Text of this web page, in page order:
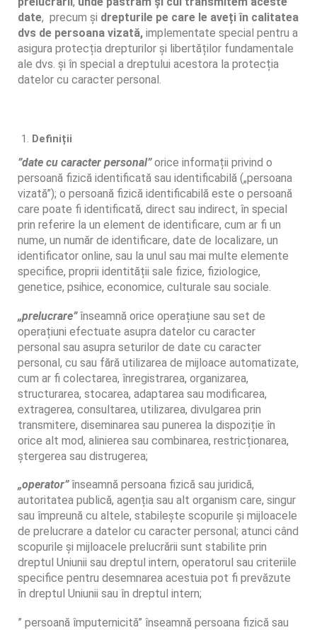
date, precum și drepturile pe care le aveți în calitatea
dvs de persoana vizată, implementate special pentru a
asigura protecția drepturilor și libertăților fundamentale
ale dvs. și în special a dreptului acestora la protecția
datelor cu caracter personal.
Definiții
”date cu caracter personal”orice informații privind o
persoană fizică identificată sau identificabilă („persoana
vizată”); o persoană fizică identificabilă este o persoană
care poate fi identificată, direct sau indirect, în special
prin referire la un element de identificare, cum ar fi un
nume, un număr de identificare, date de localizare, un
identificator online, sau la unul sau mai multe elemente
specifice, proprii identității sale fizice, fiziologice,
genetice, psihice, economice, culturale sau sociale.
„prelucrare”înseamnă orice operațiune sau set de
operațiuni efectuate asupra datelor cu caracter
personal sau asupra seturilor de date cu caracter
personal, cu sau fără utilizarea de mijloace automatizate,
cum ar fi colectarea, înregistrarea, organizarea,
structurarea, stocarea, adaptarea sau modificarea,
extragerea, consultarea, utilizarea, divulgarea prin
transmitere, diseminarea sau punerea la dispoziție în
orice alt mod, alinierea sau combinarea, restricționarea,
ștergerea sau distrugerea;
„operator”înseamnă persoana fizică sau juridică,
autoritatea publică, agenția sau alt organism care, singur
sau împreună cu altele, stabilește scopurile și mijloacele
de prelucrare a datelor cu caracter personal; atunci când
scopurile și mijloacele prelucrării sunt stabilite prin
dreptul Uniunii sau dreptul intern, operatorul sau criteriile
specifice pentru desemnarea acestuia pot fi prevăzute
în dreptul Uniunii sau în dreptul intern;
” persoană împuternicită” înseamnă persoana fizică sau